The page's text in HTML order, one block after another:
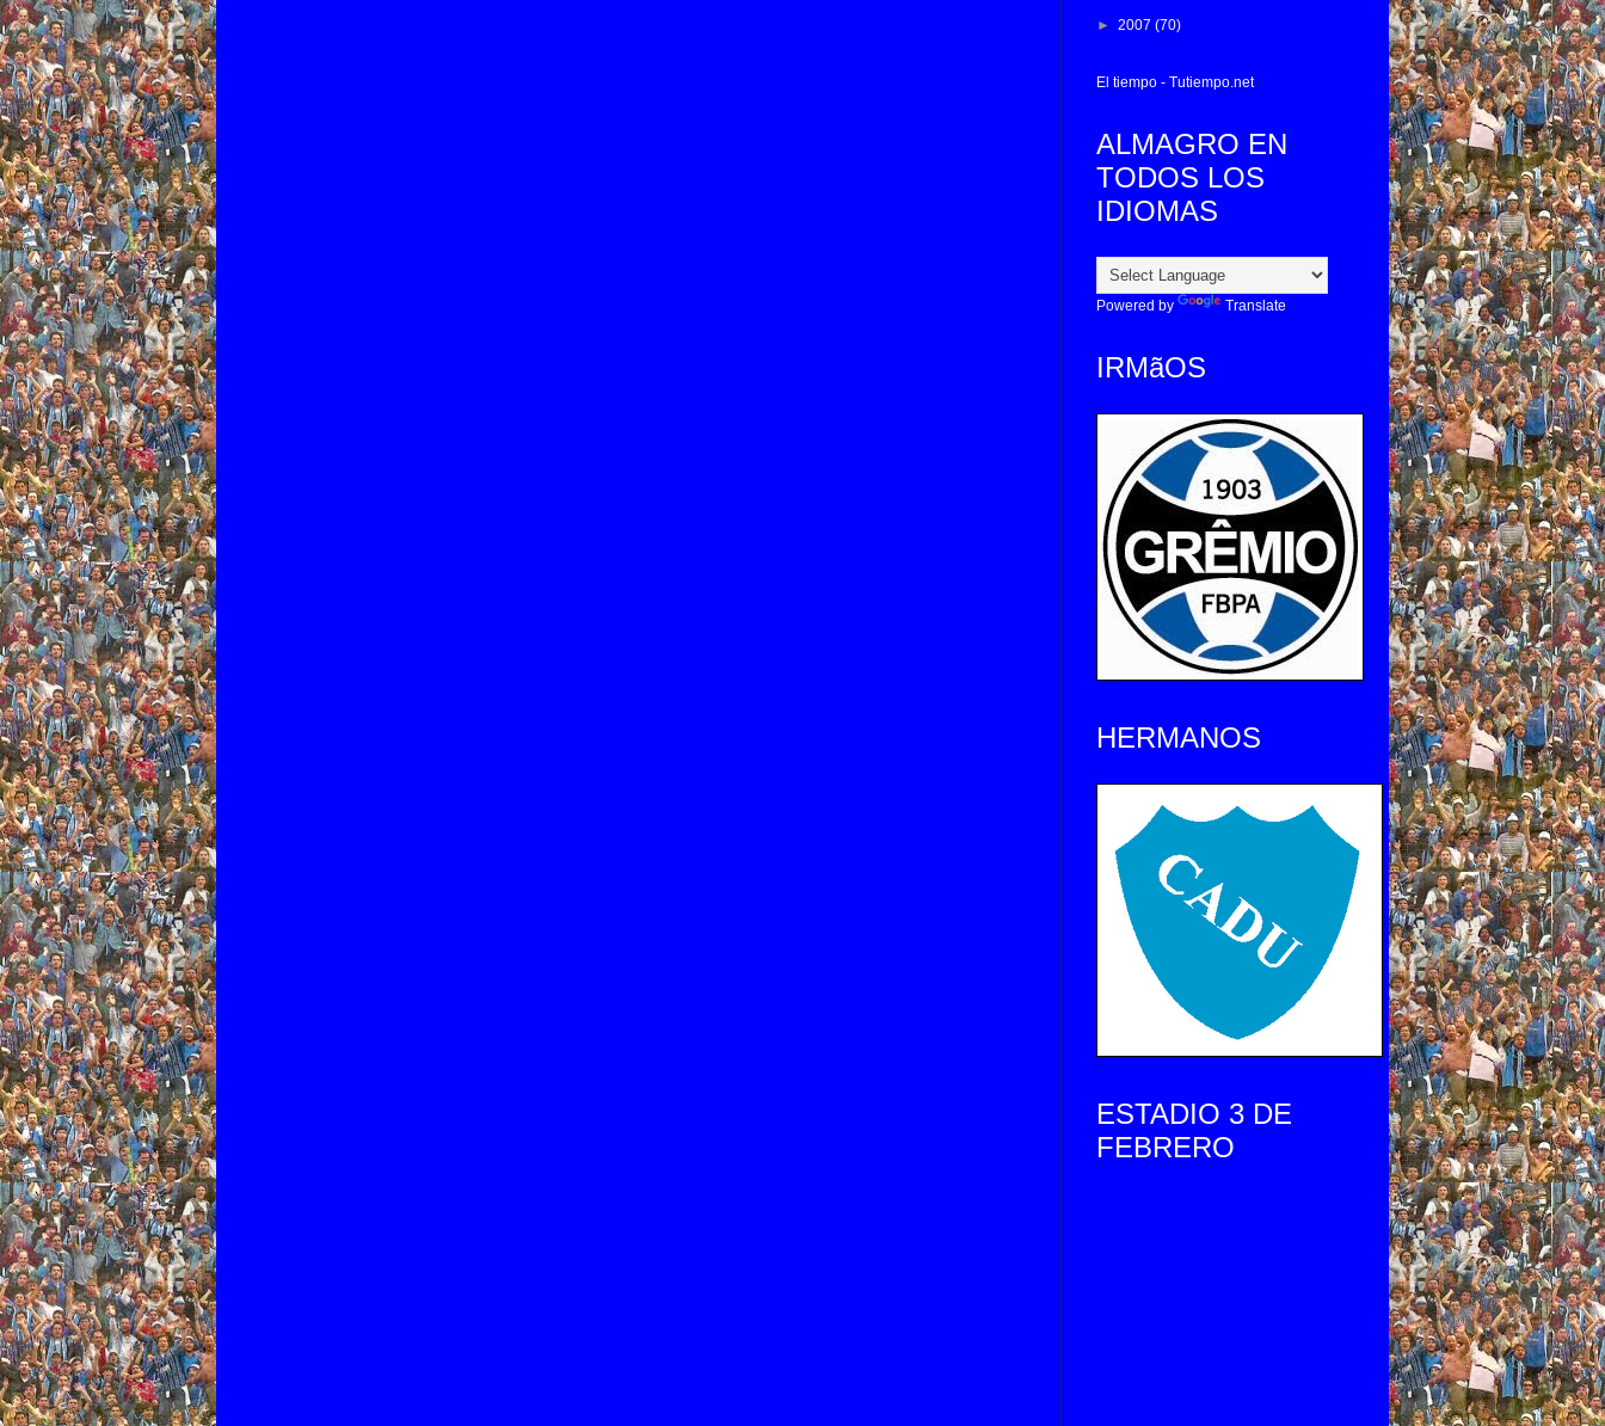
► 2007 (70)
El tiempo - Tutiempo.net
ALMAGRO EN
TODOS LOS
IDIOMAS
Powered by Translate
IRMãOS
HERMANOS
ESTADIO 3 DE
FEBRERO